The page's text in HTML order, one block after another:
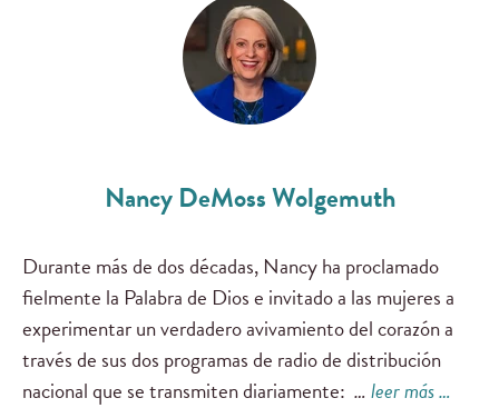
Nancy DeMoss Wolgemuth
Durante más de dos décadas, Nancy ha proclamado
fielmente la Palabra de Dios e invitado a las mujeres a
experimentar un verdadero avivamiento del corazón a
través de sus dos programas de radio de distribución
nacional que se transmiten diariamente: …leer más …